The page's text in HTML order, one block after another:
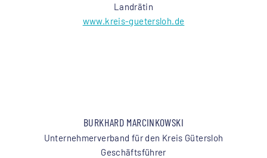
Landrätin
www.kreis-guetersloh.de
BURKHARD MARCINKOWSKI
Unternehmerverband für den Kreis Gütersloh
Geschäftsführer